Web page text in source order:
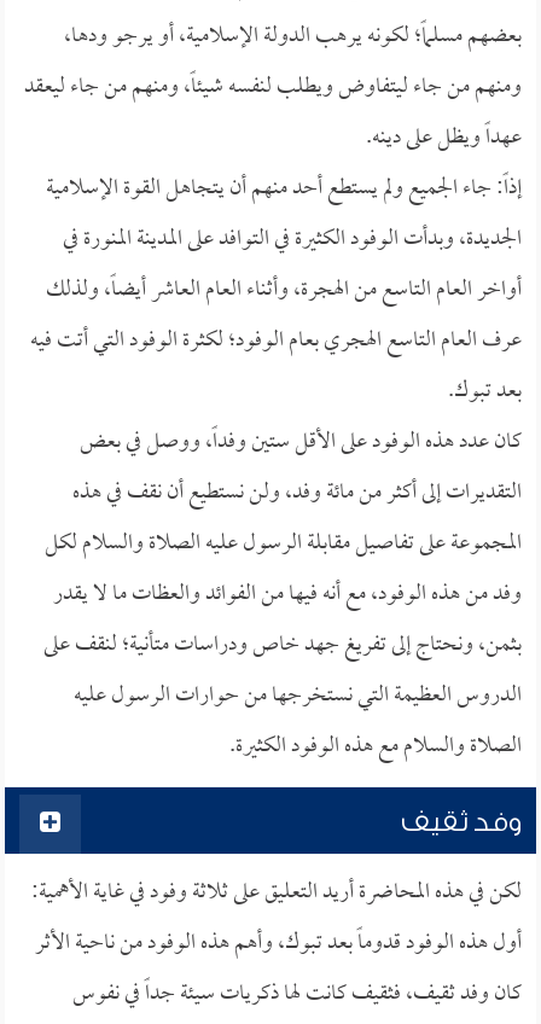
بعضهم مسلماً؛ لكونه يرهب الدولة الإسلامية، أو يرجو ودها،
ومنهم من جاء ليتفاوض ويطلب لنفسه شيئاً، ومنهم من جاء ليعقد
عهداً ويظل على دينه.
إذاً: جاء الجميع ولم يستطع أحد منهم أن يتجاهل القوة الإسلامية
الجديدة، وبدأت الوفود الكثيرة في التوافد على المدينة المنورة في
أواخر العام التاسع من الهجرة، وأثناء العام العاشر أيضاً، ولذلك
عرف العام التاسع الهجري بعام الوفود؛ لكثرة الوفود التي أتت فيه
بعد تبوك.
كان عدد هذه الوفود على الأقل ستين وفداً، ووصل في بعض
التقديرات إلى أكثر من مائة وفد، ولن نستطيع أن نقف في هذه
المجموعة على تفاصيل مقابلة الرسول عليه الصلاة والسلام لكل
وفد من هذه الوفود، مع أنه فيها من الفوائد والعظات ما لا يقدر
بثمن، ونحتاج إلى تفريغ جهد خاص ودراسات متأنية؛ لنقف على
الدروس العظيمة التي نستخرجها من حوارات الرسول عليه
الصلاة والسلام مع هذه الوفود الكثيرة.
وفد ثقيف
لكن في هذه المحاضرة أريد التعليق على ثلاثة وفود في غاية الأهمية:
أول هذه الوفود قدوماً بعد تبوك، وأهم هذه الوفود من ناحية الأثر
كان وفد ثقيف، فثقيف كانت لها ذكريات سيئة جداً في نفوس